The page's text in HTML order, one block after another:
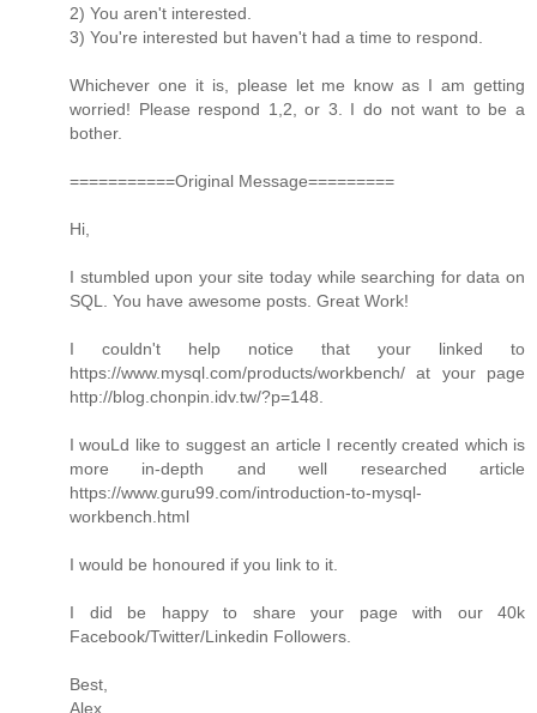
2) You aren't interested.
3) You're interested but haven't had a time to respond.
Whichever one it is, please let me know as I am getting
worried! Please respond 1,2, or 3. I do not want to be a
bother.
===========Original Message=========
Hi,
I stumbled upon your site today while searching for data on
SQL. You have awesome posts. Great Work!
I couldn't help notice that your linked to
https://www.mysql.com/products/workbench/ at your page
http://blog.chonpin.idv.tw/?p=148.
I wouLd like to suggest an article I recently created which is
more in-depth and well researched article
https://www.guru99.com/introduction-to-mysql-
workbench.html
I would be honoured if you link to it.
I did be happy to share your page with our 40k
Facebook/Twitter/Linkedin Followers.
Best,
Alex